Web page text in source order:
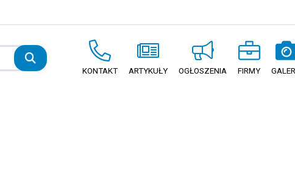
KONTAKT ARTYKUŁY OGŁOSZENIA FIRMY